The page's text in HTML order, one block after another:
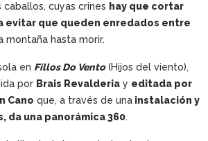
cuyas crines hay que cortar
evitar que queden enredados entre
montaña hasta morir.
en Fillos Do Vento(Hijos del viento),
por Brais Revalderia y editada por
Cano que, a través de una instalación y
da una panorámica 360.